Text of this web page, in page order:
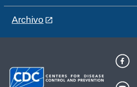
Archivo